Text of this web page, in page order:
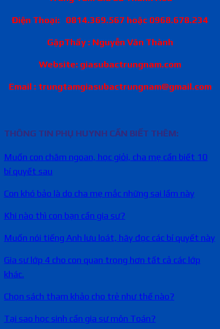
Điện Thoại: 0814.369.567 hoặc 0968.678.234
GặpThầy : Nguyễn Văn Thành
Website: giasubactrungnam.com
Email : trungtamgiasubactrungnam@gmail.com
THÔNG TIN PHỤ HUYNH CẦN BIẾT THÊM:
Muốn con chăm ngoan, học giỏi, cha mẹ cần biết 10
bí quyết sau
Con khó bảo là do cha mẹ mắc những sai lầm này
Khi nào thì con bạn cần gia sư?
Muốn nói tiếng Anh lưu loát, hãy đọc các bí quyết này
Gia sư lớp 4 cho con quan trọng hơn tất cả các lớp
khác.
Chọn sách tham khảo cho trẻ như thế nào?
Tại sao học sinh cần gia sư môn Toán?